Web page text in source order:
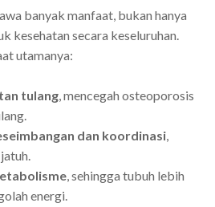
banyak manfaat, bukan hanya
kesehatan secara keseluruhan.
utamanya:
tulang, mencegah osteoporosis
dan koordinasi,
, sehingga tubuh lebih
energi.